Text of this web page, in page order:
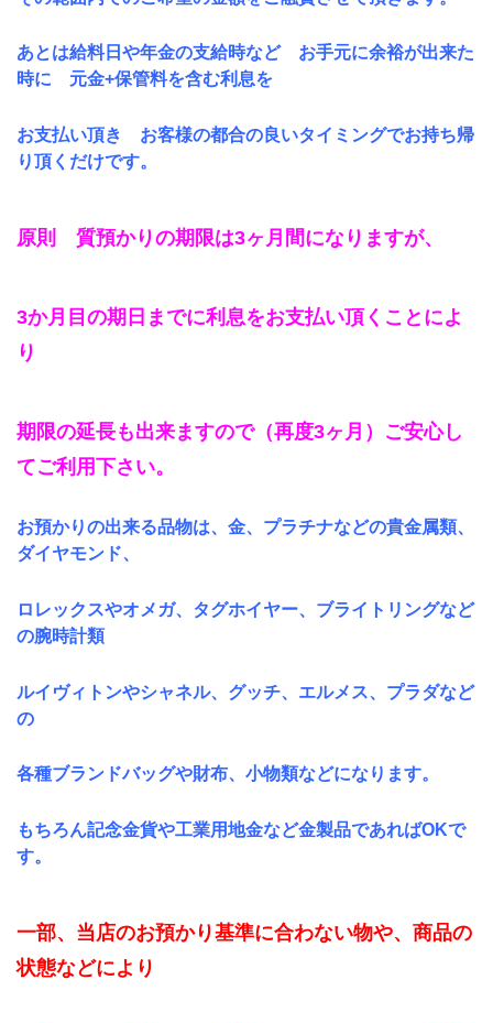
あとは給料日や年金の支給時など お手元に余裕が出来た
時に 元金+保管料を含む利息を
お支払い頂き お客様の都合の良いタイミングでお持ち帰
り頂くだけです。
原則 質預かりの期限は3ヶ月間になりますが、
3か月目の期日までに利息をお支払い頂くことによ
り
期限の延長も出来ますので（再度3ヶ月）ご安心し
てご利用下さい。
お預かりの出来る品物は、金、プラチナなどの貴金属類、
ダイヤモンド、
ロレックスやオメガ、タグホイヤー、ブライトリングなど
の腕時計類
ルイヴィトンやシャネル、グッチ、エルメス、プラダなど
の
各種ブランドバッグや財布、小物類などになります。
もちろん記念金貨や工業用地金など金製品であればOKで
す。
一部、当店のお預かり基準に合わない物や、商品の
状態などにより